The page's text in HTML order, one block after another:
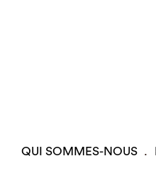
QUI SOMMES-NOUS